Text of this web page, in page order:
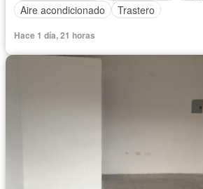
Aire acondicionado
Trastero
Hace 1 día, 21 horas